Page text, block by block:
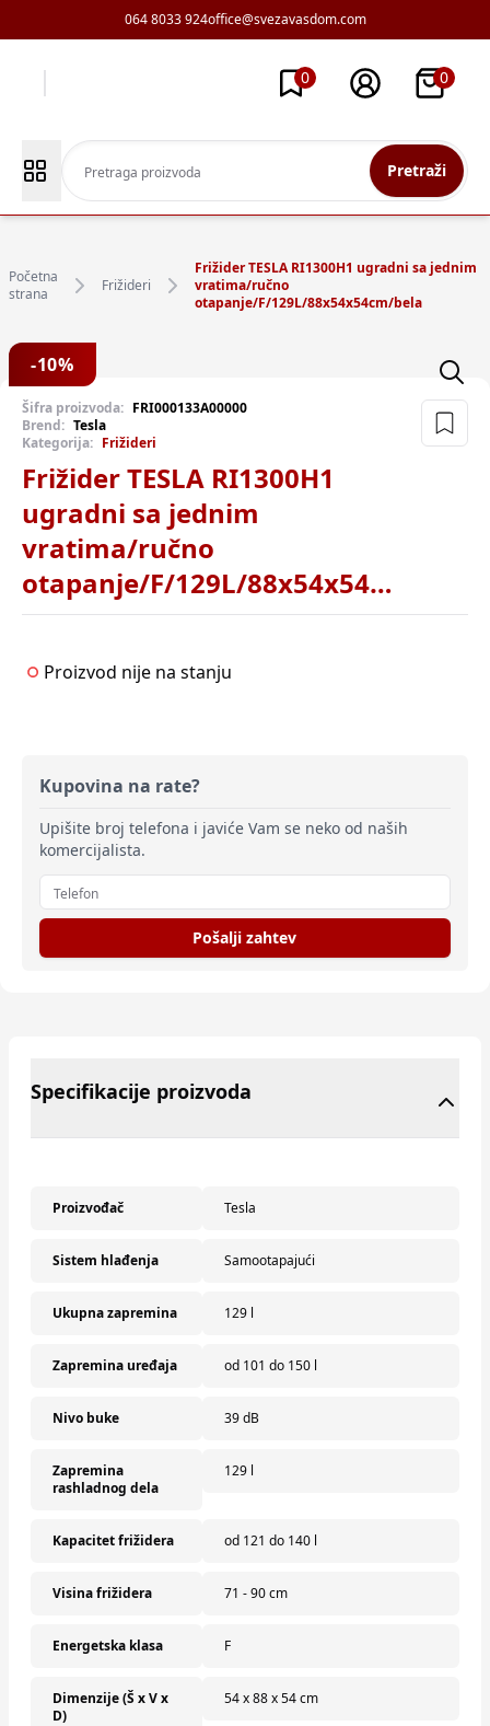
064 8033 924office@svezavasdom.com
0 0
Pretraži
Početna
strana
Frižideri
Frižider TESLA RI1300H1 ugradni sa jednim
vratima/ručno
otapanje/F/129L/88x54x54cm/bela
-10%
Šifra proizvoda: FRI000133A00000
Brend: Tesla
Kategorija: Frižideri
Frižider TESLA RI1300H1
ugradni sa jednim
vratima/ručno
otapanje/F/129L/88x54x54cm/bela
Proizvod nije na stanju
Kupovina na rate?
Upišite broj telefona i javiće Vam se neko od naših
komercijalista.
Pošalji zahtev
Specifikacije proizvoda
Proizvođač Tesla
Sistem hlađenja Samootapajući
Ukupna zapremina 129 l
Zapremina uređaja od 101 do 150 l
Nivo buke 39 dB
Zapremina
rashladnog dela
129 l
Kapacitet frižidera od 121 do 140 l
Visina frižidera 71 - 90 cm
Energetska klasa F
Dimenzije (Š x V x
D)
54 x 88 x 54 cm